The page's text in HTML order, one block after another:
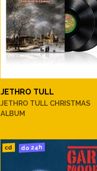
JETHRO TULL
JETHRO TULL CHRISTMAS
ALBUM
cd do 24h